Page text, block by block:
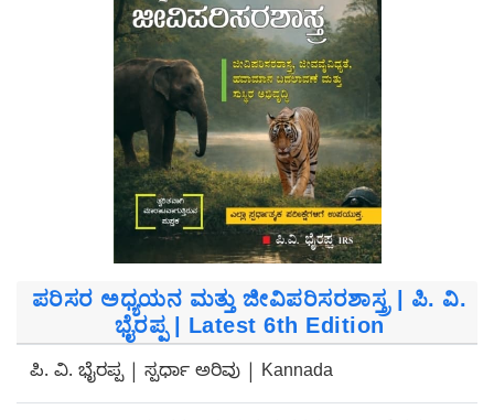
ಪರಿಸರ ಅಧ್ಯಯನ ಮತ್ತು ಜೀವಿಪರಿಸರಶಾಸ್ತ್ರ | ಪಿ. ವಿ.
ಭೈರಪ್ಪ | Latest 6th Edition
ಪಿ. ವಿ. ಭೈರಪ್ಪ | ಸ್ಪರ್ಧಾ ಅರಿವು | Kannada